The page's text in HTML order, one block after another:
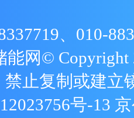
、010-
网© Copyright
禁止复制或建立
号-13